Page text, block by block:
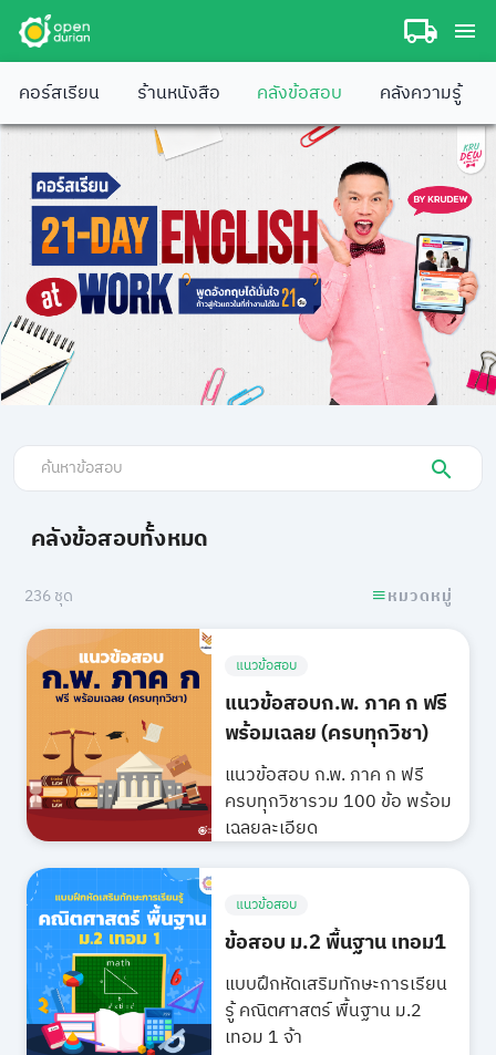
คอร์สเรียน ร้านหนังสือ คลังข้อสอบ คลังความรู้
คลังข้อสอบทั้งหมด
236 ชุด หมวดหมู่
แนวข้อสอบ
แนวข้อสอบก.พ. ภาค ก ฟรี
พร้อมเฉลย (ครบทุกวิชา)
แนวข้อสอบ ก.พ. ภาค ก ฟรี
ครบทุกวิชารวม 100 ข้อ พร้อม
เฉลยละเอียด
แนวข้อสอบ
ข้อสอบ ม.2 พื้นฐาน เทอม1
แบบฝึกหัดเสริมทักษะการเรียน
รู้ คณิตศาสตร์ พื้นฐาน ม.2
เทอม 1 จ้า